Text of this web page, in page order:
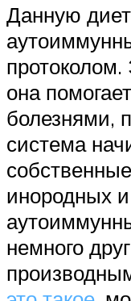
Данную
протоколом.
она
болезнями,
система
инородных
немного